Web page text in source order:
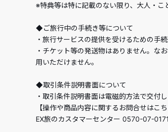
※特典等は特に記載のない限り、大人・こ
◆ご旅行中の手続き等について
・旅行サービスの提供を受けるための手
・チケット等の発送物はありません。な
用いただけません。
◆取引条件説明書面について
・取引条件説明書面は電磁的方法で交付
【操作や商品内容に関するお問合せはこち
EX旅のカスタマーセンター 0570-07-